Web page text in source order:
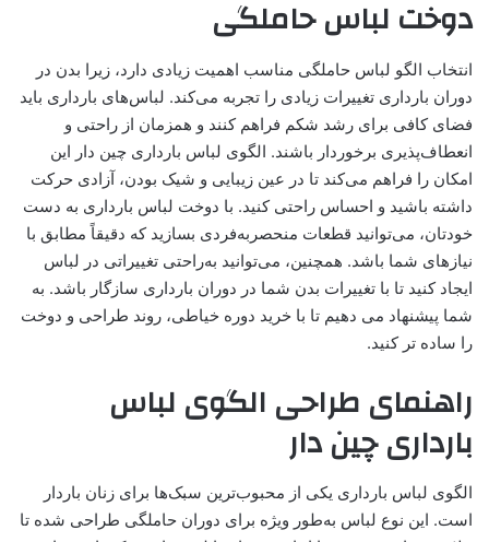
دوخت لباس حاملگی
انتخاب الگو لباس حاملگی مناسب اهمیت زیادی دارد، زیرا بدن در
دوران بارداری تغییرات زیادی را تجربه می‌کند. لباس‌های بارداری باید
فضای کافی برای رشد شکم فراهم کنند و همزمان از راحتی و
انعطاف‌پذیری برخوردار باشند. الگوی لباس بارداری چین‌ دار این
امکان را فراهم می‌کند تا در عین زیبایی و شیک بودن، آزادی حرکت
داشته باشید و احساس راحتی کنید. با دوخت لباس بارداری به دست
خودتان، می‌توانید قطعات منحصربه‌فردی بسازید که دقیقاً مطابق با
نیازهای شما باشد. همچنین، می‌توانید به‌راحتی تغییراتی در لباس
ایجاد کنید تا با تغییرات بدن شما در دوران بارداری سازگار باشد. به
شما پیشنهاد می دهیم تا با خرید دوره خیاطی، روند طراحی و دوخت
را ساده تر کنید.
راهنمای طراحی الگوی لباس
بارداری چین دار
الگوی لباس بارداری یکی از محبوب‌ترین سبک‌ها برای زنان باردار
است. این نوع لباس به‌طور ویژه برای دوران حاملگی طراحی شده تا